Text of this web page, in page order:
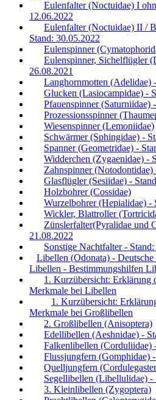
Eulenfalter (Noctuidae) I
12.06.2022
Eulenfalter (Noctuidae) II /
Stand: 30.05.2022
Eulenspinner
Eulenspinner, Sichelflügler
26.08.2021
Langhornmotten (Adelidae)
Glucken (Lasiocampidae) -
Pfauenspinner (Saturniidae)
Prozessionsspinner
Wiesenspinner (Lemoniidae)
Schwärmer (Sphingidae) -
Spanner (Geometridae) -
Widderchen (Zygaenidae) -
Zahnspinner (Notodontidae)
Glasflügler (Sesiidae) -
Holzbohrer (Cossidae)
Wurzelbohrer (Hepialidae) -
Wickler, Blattroller
Zünslerfalter(Pyralidae und
21.08.2022
Sonstige Nachtfalter -
Libellen (Odonata) -
Libellen - Bestimmungshilfen
1. Kurzübersicht: Erklärung
Merkmale bei Libellen
1. Kurzübersicht:
Merkmale bei Großlibellen
2. Großlibellen (Anisoptera)
Edellibellen (Aeshnidae) -
Falkenlibellen (Corduliidae)
Flussjungfern (Gomphidae)
Quelljungfern
Segellibellen (Libellulidae) -
3. Kleinlibellen (Zygoptera)